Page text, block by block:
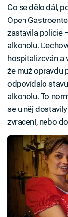
Co se dělo dál,
Open
zastavila policie
alkoholu.
hospitalizován a
že muž opravdu
odpovídalo
alkoholu. To
se u něj
zvracení, nebo